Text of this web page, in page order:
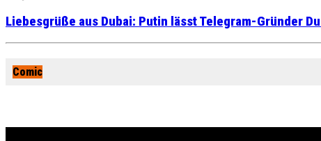
Liebesgrüße aus Dubai: Putin lässt Telegram-Gründer
Comic